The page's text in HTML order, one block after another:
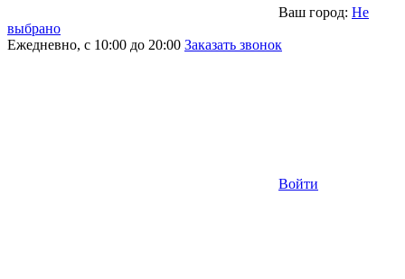
Ваш город: Не
выбрано
Ежедневно, с 10:00 до 20:00 Заказать звонок
Войти